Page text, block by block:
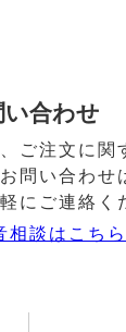
い合わせ
ご注文に関
問い合わせ
にご連絡く
相談はこち